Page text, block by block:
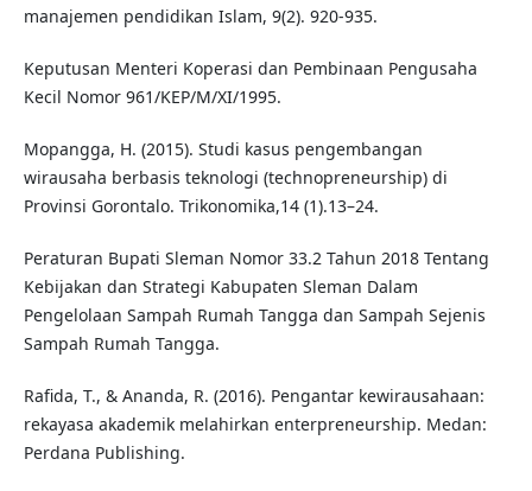
manajemen pendidikan Islam, 9(2). 920-935.
Keputusan Menteri Koperasi dan Pembinaan Pengusaha
Kecil Nomor 961/KEP/M/XI/1995.
Mopangga, H. (2015). Studi kasus pengembangan
wirausaha berbasis teknologi (technopreneurship) di
Provinsi Gorontalo. Trikonomika,14 (1).13–24.
Peraturan Bupati Sleman Nomor 33.2 Tahun 2018 Tentang
Kebijakan dan Strategi Kabupaten Sleman Dalam
Pengelolaan Sampah Rumah Tangga dan Sampah Sejenis
Sampah Rumah Tangga.
Rafida, T., & Ananda, R. (2016). Pengantar kewirausahaan:
rekayasa akademik melahirkan enterpreneurship. Medan:
Perdana Publishing.